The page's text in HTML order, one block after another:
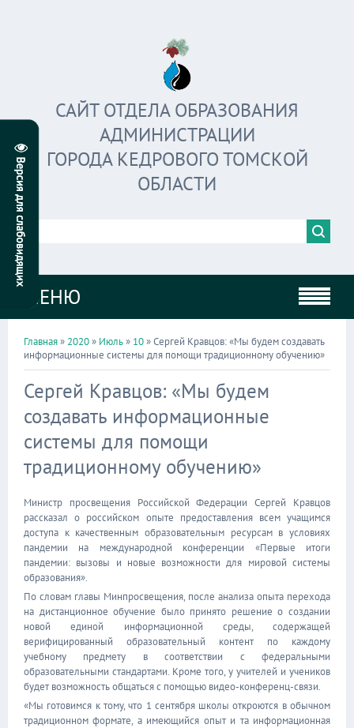
САЙТ ОТДЕЛА ОБРАЗОВАНИЯ
АДМИНИСТРАЦИИ
ГОРОДА КЕДРОВОГО ТОМСКОЙ
ОБЛАСТИ
МЕНЮ
Главная» 2020» Июль» 10» Сергей Кравцов: «Мы будем создавать
информационные системы для помощи традиционному обучению»
Сергей Кравцов: «Мы будем
создавать информационные
системы для помощи
традиционному обучению»
Министр просвещения Российской Федерации Сергей Кравцов
рассказал о российском опыте предоставления всем учащимся
доступа к качественным образовательным ресурсам в условиях
пандемии на международной конференции «Первые итоги
пандемии: вызовы и новые возможности для мировой системы
образования».
По словам главы Минпросвещения, после анализа опыта перехода
на дистанционное обучение было принято решение о создании
новой единой информационной среды, содержащей
верифицированный образовательный контент по каждому
учебному предмету в соответствии с федеральными
образовательными стандартами. Кроме того, у учителей и учеников
будет возможность общаться с помощью видео-конференц-связи.
«Мы готовимся к тому, что 1 сентября школы откроются в обычном
традиционном формате, а имеющийся опыт и та информационная